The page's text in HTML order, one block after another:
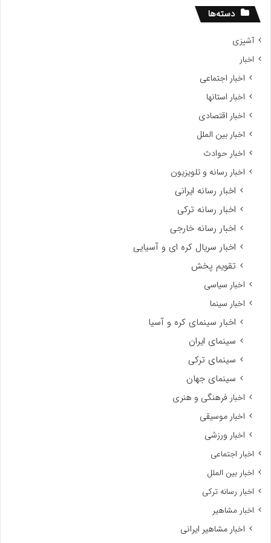
دسته‌ها
آشپزی
اخبار
اخبار اجتماعی
اخبار استانها
اخبار اقتصادی
اخبار بین الملل
اخبار حوادث
اخبار رسانه و تلویزیون
اخبار رسانه ایرانی
اخبار رسانه ترکی
اخبار رسانه خارجی
اخبار سریال کره ای و آسیایی
تقویم پخش
اخبار سیاسی
اخبار سینما
اخبار سینمای کره و آسیا
سینمای ایران
سینمای ترکی
سینمای جهان
اخبار فرهنگی و هنری
اخبار موسیقی
اخبار ورزشی
اخبار اجتماعی
اخبار بین الملل
اخبار رسانه ترکی
اخبار مشاهیر
اخبار مشاهیر ایرانی